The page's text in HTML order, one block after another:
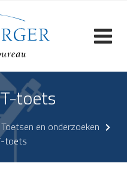
toets
Toetsen en onderzoeken
toets